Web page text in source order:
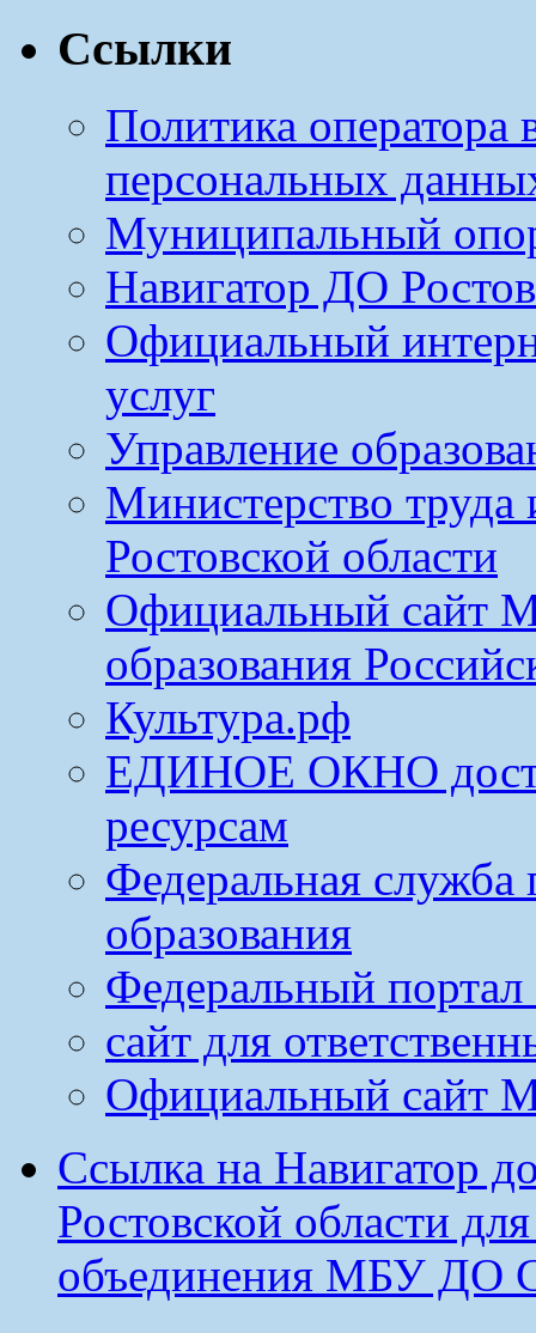
Ссылки
Политика оператора
персональных
Муниципальный
Навигатор ДО
Официальный
услуг
Управление
Министерство труда
Ростовской области
Официальный сайт
образования
Культура.рф
ЕДИНОЕ ОКНО
ресурсам
Федеральная служба
образования
Федеральный портал
сайт для
Официальный сайт
Ссылка на Навигатор
Ростовской области
объединения МБУ ДО